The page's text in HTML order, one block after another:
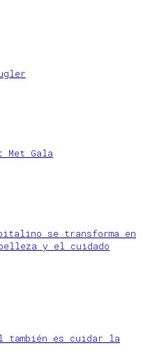
Met Gala
se transforma en
y el cuidado
también es cuidar la